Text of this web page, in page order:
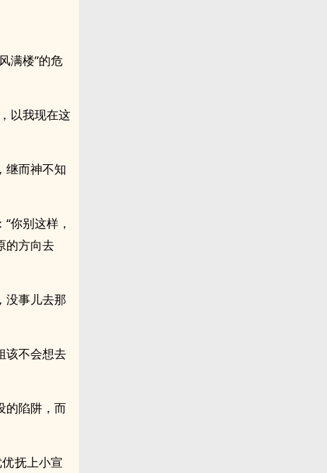
满楼”的危
以我现在这
继而神不知
你别这样，
的方向去
没事儿去那
该不会想去
的陷阱，而
抚上小宣